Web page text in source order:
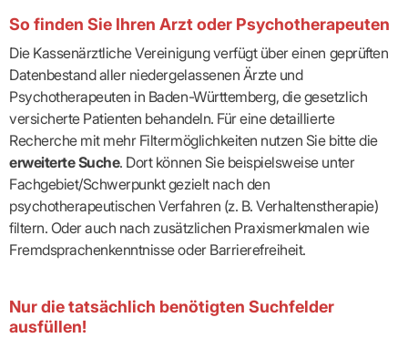
So finden Sie Ihren Arzt oder Psychotherapeuten
Die Kassenärztliche Vereinigung verfügt über einen geprüften
Datenbestand aller niedergelassenen Ärzte und
Psychotherapeuten in Baden-Württemberg, die gesetzlich
versicherte Patienten behandeln. Für eine detaillierte
Recherche mit mehr Filtermöglichkeiten nutzen Sie bitte die
erweiterte Suche. Dort können Sie beispielsweise unter
Fachgebiet/Schwerpunkt gezielt nach den
psychotherapeutischen Verfahren (z. B. Verhaltenstherapie)
filtern. Oder auch nach zusätzlichen Praxismerkmalen wie
Fremdsprachenkenntnisse oder Barrierefreiheit.
Nur die tatsächlich benötigten Suchfelder
ausfüllen!